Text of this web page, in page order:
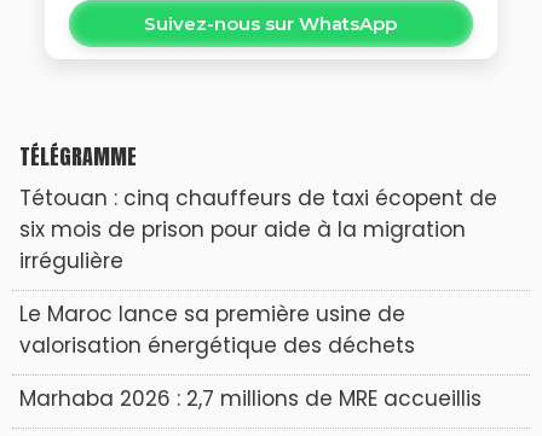
Suivez-nous sur WhatsApp
TÉLÉGRAMME
Tétouan : cinq chauffeurs de taxi écopent de
six mois de prison pour aide à la migration
irrégulière
Le Maroc lance sa première usine de
valorisation énergétique des déchets
Marhaba 2026 : 2,7 millions de MRE accueillis